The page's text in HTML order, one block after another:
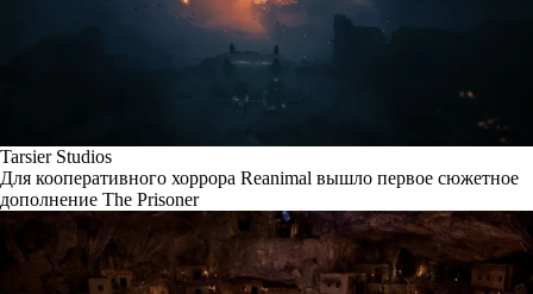
Tarsier Studios
Для кооперативного хоррора Reanimal вышло первое сюжетное
дополнение The Prisoner